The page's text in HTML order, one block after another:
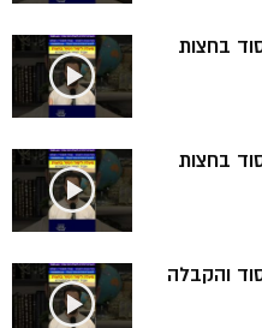
בחצות
בחצות
והקבלה